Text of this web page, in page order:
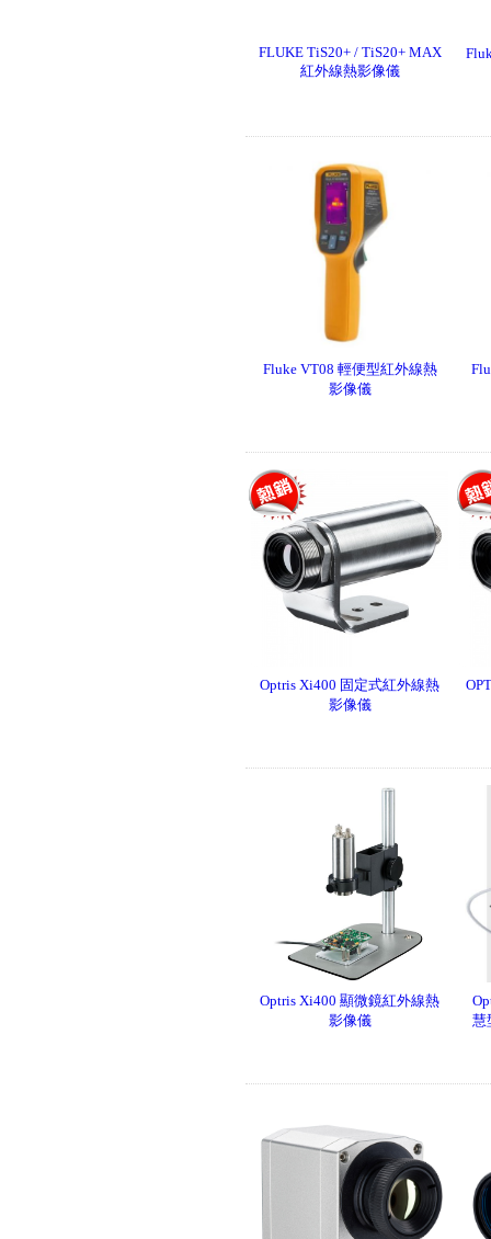
FLUKE TiS20+ / TiS20+ MAX
紅外線熱影像儀
Fluke VT08 輕便型紅外線熱
影像儀
Optris Xi400 固定式紅外線熱
影像儀
Optris Xi400 顯微鏡紅外線熱
影像儀
慧